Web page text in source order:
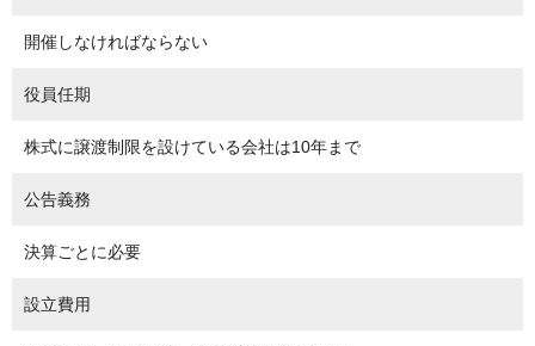
開催しなければならない
役員任期
株式に譲渡制限を設けている会社は10年まで
公告義務
決算ごとに必要
設立費用